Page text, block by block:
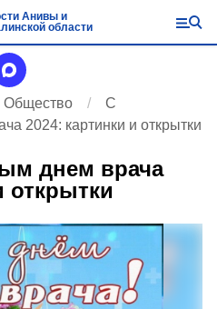
Анивы и
области
Общество
C
2024: картинки и открытки
днем врача
открытки